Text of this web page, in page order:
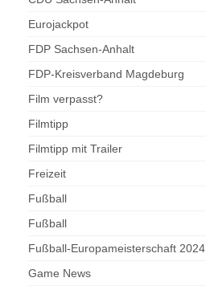
Eurojackpot
FDP Sachsen-Anhalt
FDP-Kreisverband Magdeburg
Film verpasst?
Filmtipp
Filmtipp mit Trailer
Freizeit
Fußball
Fußball
Fußball-Europameisterschaft 2024
Game News